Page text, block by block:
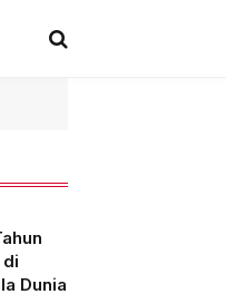
di
Dunia